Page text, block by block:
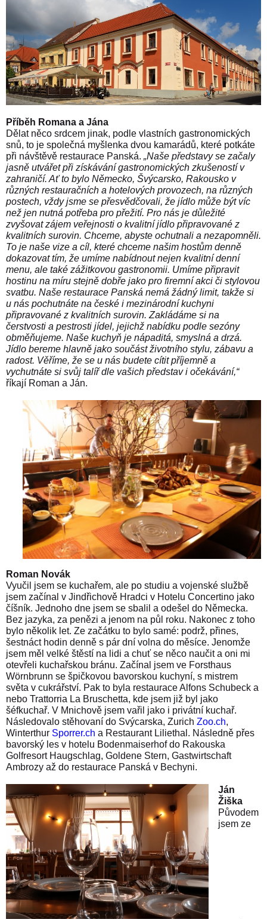
Příběh Romana a Jána
Dělat něco srdcem jinak, podle vlastních gastronomických
snů, to je společná myšlenka dvou kamarádů, které potkáte
při návštěvě restaurace Panská. „Naše představy se začaly
jasně utvářet při získávání gastronomických zkušeností v
zahraničí. Ať to bylo Německo, Švýcarsko, Rakousko v
různých restauračních a hotelových provozech, na různých
postech, vždy jsme se přesvědčovali, že jídlo může být víc
než jen nutná potřeba pro přežití. Pro nás je důležité
zvyšovat zájem veřejnosti o kvalitní jídlo připravované z
kvalitních surovin. Chceme, abyste ochutnali a nezapomněli.
To je naše vize a cíl, které chceme našim hostům denně
dokazovat tím, že umíme nabídnout nejen kvalitní denní
menu, ale také zážitkovou gastronomii. Umíme připravit
hostinu na míru stejně dobře jako pro firemní akci či stylovou
svatbu. Naše restaurace Panská nemá žádný limit, takže si
u nás pochutnáte na české i mezinárodní kuchyni
připravované z kvalitních surovin. Zakládáme si na
čerstvosti a pestrosti jídel, jejichž nabídku podle sezóny
obměňujeme. Naše kuchyň je nápaditá, smyslná a drzá.
Jídlo bereme hlavně jako součást životního stylu, zábavu a
radost. Věříme, že se u nás budete cítit příjemně a
vychutnáte si svůj talíř dle vašich představ i očekávání,“
říkají Roman a Ján.
Roman Novák
Vyučil jsem se kuchařem, ale po studiu a vojenské službě
jsem začínal v Jindřichově Hradci v Hotelu Concertino jako
číšník. Jednoho dne jsem se sbalil a odešel do Německa.
Bez jazyka, za penězi a jenom na půl roku. Nakonec z toho
bylo několik let. Ze začátku to bylo samé: podrž, přines,
šestnáct hodin denně s pár dní volna do měsíce. Jenomže
jsem měl velké štěstí na lidi a chuť se něco naučit a oni mi
otevřeli kuchařskou bránu. Začínal jsem ve Forsthaus
Wörnbrunn se špičkovou bavorskou kuchyní, s mistrem
světa v cukrářství. Pak to byla restaurace Alfons Schubeck a
nebo Trattorria La Bruschetta, kde jsem již byl jako
šéfkuchař. V Mnichově jsem vařil jako i privátní kuchař.
Následovalo stěhovaní do Svýcarska, Zurich Zoo.ch,
Winterthur Sporrer.ch a Restaurant Liliethal. Následně přes
bavorský les v hotelu Bodenmaiserhof do Rakouska
Golfresort Haugschlag, Goldene Stern, Gastwirtschaft
Ambrozy až do restaurace Panská v Bechyni.
Ján
Žiška
Původem
jsem ze